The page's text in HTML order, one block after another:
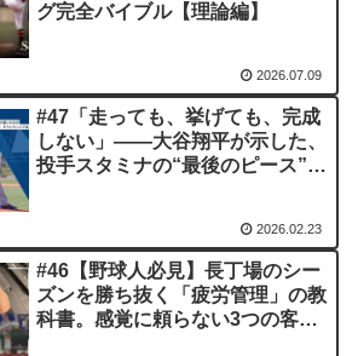
グ完全バイブル【理論編】
2026.07.09
#47「走っても、挙げても、完成
しない」——大谷翔平が示した、
投手スタミナの“最後のピース”と
2026.02.23
#46【野球人必見】長丁場のシー
ズンを勝ち抜く「疲労管理」の教
科書。感覚に頼らない3つの客観